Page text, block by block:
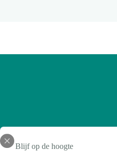
Blijf op de hoogte
CATEGORIE